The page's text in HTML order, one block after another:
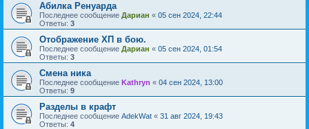
Абилка Ренуарда
Последнее сообщение Дариан « 05 сен 2024, 22:44
Ответы: 3
Отображение ХП в бою.
Последнее сообщение Дариан « 05 сен 2024, 01:54
Ответы: 3
Смена ника
Последнее сообщение Kathryn « 04 сен 2024, 13:00
Ответы: 9
Разделы в крафт
Последнее сообщение AdekWat « 31 авг 2024, 19:43
Ответы: 4